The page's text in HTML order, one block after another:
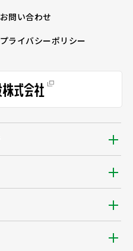
お問い合わせ
プライバシーポリシー